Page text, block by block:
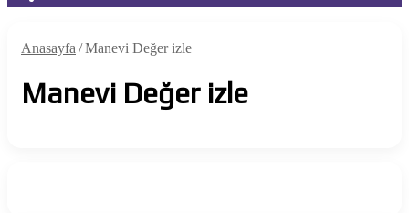
Anasayfa /Manevi Değer izle
Manevi Değer izle